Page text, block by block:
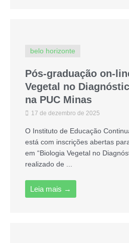
belo horizonte
Pós-graduação on-
Vegetal no
na PUC Minas
17 de dezembro de 2025
O Instituto de Educação
está com inscrições abertas
em “Biologia Vegetal no
realizado de ...
Leia mais →